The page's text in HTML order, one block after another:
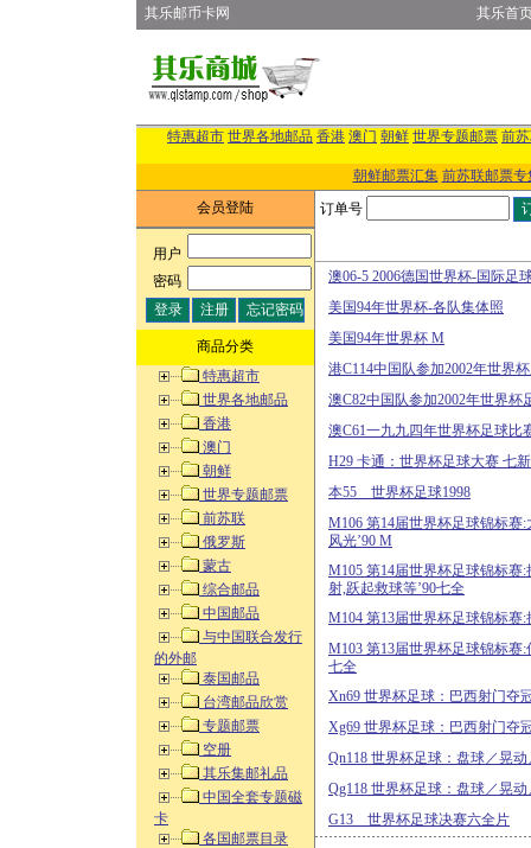
其乐邮币卡网 其乐首
特惠超市 世界各地邮品 香港 澳门 朝鲜 世界专题邮票 前
朝鲜邮票汇集 前苏联邮票专
会员登陆
用户:
密码:
商品分类
特惠超市
世界各地邮品
香港
澳门
朝鲜
世界专题邮票
前苏联
俄罗斯
蒙古
综合邮品
中国邮品
与中国联合发行
的外邮
泰国邮品
台湾邮品欣赏
专题邮票
空册
其乐集邮礼品
中国全套专题磁
卡
各国邮票目录
订单号
澳06-5 2006德国世界杯-国际足
美国94年世界杯-各队集体照
美国94年世界杯 M
港C114中国队参加2002年世界
澳C82中国队参加2002年世界杯
澳C61一九九四年世界杯足球比
H29 卡通：世界杯足球大赛 七新
本55 世界杯足球1998
M106 第14届世界杯足球锦标赛
风光’90 M
M105 第14届世界杯足球锦标赛
射,跃起救球等’90七全
M104 第13届世界杯足球锦标赛:
M103 第13届世界杯足球锦标赛
七全
Xn69 世界杯足球：巴西射门
Xg69 世界杯足球：巴西射门
Qn118 世界杯足球：盘球／晃
Qg118 世界杯足球：盘球／晃
G13 世界杯足球决赛六全片